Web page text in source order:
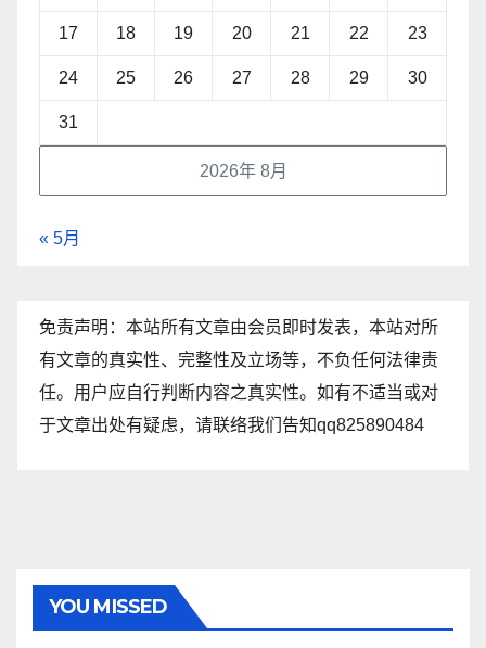
2026年 8月
17 18 19 20 21 22 23
24 25 26 27 28 29 30
31
« 5月
免责声明：本站所有文章由会员即时发表，本站对所
有文章的真实性、完整性及立场等，不负任何法律责
任。用户应自行判断内容之真实性。如有不适当或对
于文章出处有疑虑，请联络我们告知qq825890484
YOU MISSED